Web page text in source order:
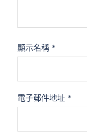
顯示名稱 *
電子郵件地址 *